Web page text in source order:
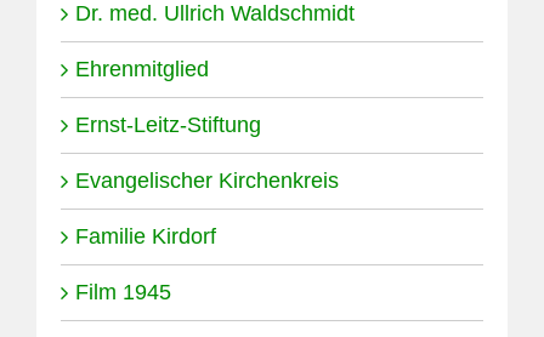
Dr. med. Ullrich Waldschmidt
Ehrenmitglied
Ernst-Leitz-Stiftung
Evangelischer Kirchenkreis
Familie Kirdorf
Film 1945